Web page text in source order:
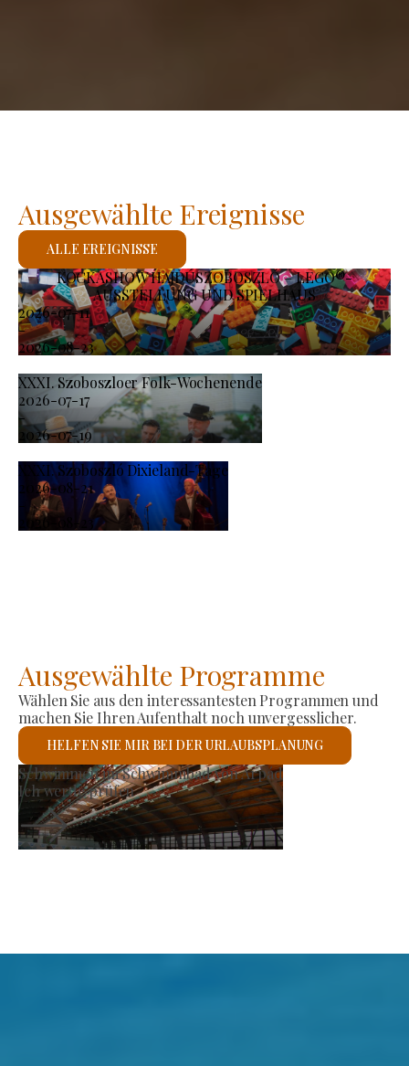
KOCKASHOW HAJDÚSZOBOSZLÓ – LEGO®-
AUSSTELLUNG UND SPIELHAUS
2026-07-11
-
2026-08-23
XXXI. Szoboszloer Folk-Wochenende
2026-07-17
-
2026-07-19
XXXI. Szoboszló Dixieland-Tage
2026-08-21
-
2026-08-23
Ausgewählte Ereignisse
ALLE EREIGNISSE
Ausgewählte Programme
Wählen Sie aus den interessantesten Programmen und
machen Sie Ihren Aufenthalt noch unvergesslicher.
HELFEN SIE MIR BEI DER URLAUBSPLANUNG
Römisch-katholische
Ich werde prüfen